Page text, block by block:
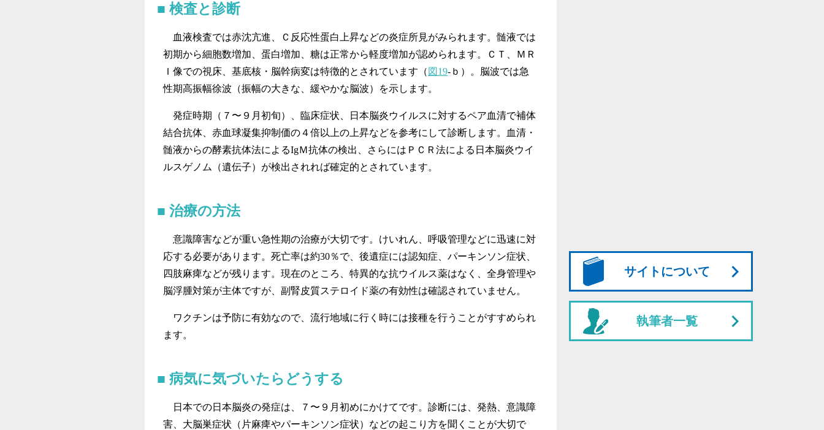
検査と診断
血液検査では赤沈亢進、Ｃ反応性蛋白上昇などの炎症所見がみられます。髄液では
初期から細胞数増加、蛋白増加、糖は正常から軽度増加が認められます。ＣＴ、ＭＲ
Ｉ像での視床、基底核・脳幹病変は特徴的とされています（ 図19‐ｂ）。脳波では急
性期高振幅徐波（振幅の大きな、緩やかな脳波）を示します。
発症時期（７〜９月初旬）、臨床症状、日本脳炎ウイルスに対するペア血清で補体
結合抗体、赤血球凝集抑制価の４倍以上の上昇などを参考にして診断します。血清・
髄液からの酵素抗体法によるIgＭ抗体の検出、さらにはＰＣＲ法による日本脳炎ウイ
ルスゲノム（遺伝子）が検出されれば確定的とされています。
治療の方法
意識障害などが重い急性期の治療が大切です。けいれん、呼吸管理などに迅速に対
応する必要があります。死亡率は約30％で、後遺症には認知症、パーキンソン症状、
四肢麻痺などが残ります。現在のところ、特異的な抗ウイルス薬はなく、全身管理や
脳浮腫対策が主体ですが、副腎皮質ステロイド薬の有効性は確認されていません。
ワクチンは予防に有効なので、流行地域に行く時には接種を行うことがすすめられ
ます。
病気に気づいたらどうする
日本での日本脳炎の発症は、７〜９月初めにかけてです。診断には、発熱、意識障
害、大脳巣症状（片麻痺やパーキンソン症状）などの起こり方を聞くことが大切で
サイトについて
執筆者一覧